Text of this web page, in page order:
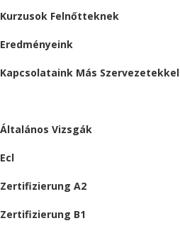
Kurzusok Felnőtteknek
Eredményeink
Kapcsolataink Más Szervezetekkel
Általános Vizsgák
Ecl
Zertifizierung A2
Zertifizierung B1